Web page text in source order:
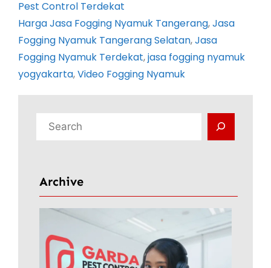
Pest Control Terdekat
Harga Jasa Fogging Nyamuk Tangerang, Jasa
Fogging Nyamuk Tangerang Selatan, Jasa
Fogging Nyamuk Terdekat, jasa fogging nyamuk
yogyakarta, Video Fogging Nyamuk
a
Archive